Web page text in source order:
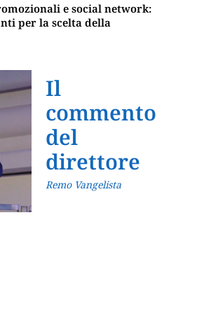
e social network:
per la scelta della
Il
commento
del
direttore
Remo Vangelista